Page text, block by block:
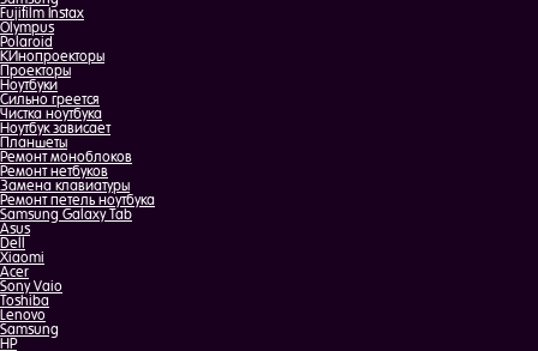
Fujifilm Instax
Olympus
Polaroid
КИнопроекторы
Проекторы
Ноутбуки
Сильно греется
Чистка ноутбука
Ноутбук зависает
Планшеты
Ремонт моноблоков
Ремонт нетбуков
Замена клавиатуры
Ремонт петель ноутбука
Samsung Galaxy Tab
Asus
Dell
Xiaomi
Acer
Sony Vaio
Toshiba
Lenovo
Samsung
HP